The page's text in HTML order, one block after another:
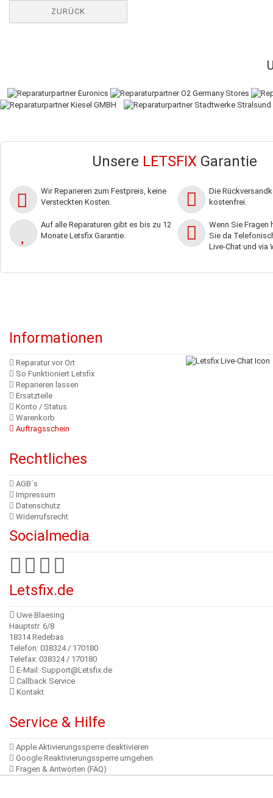
ZURÜCK
Unsere LETSFIX Garantie
Wir Reparieren zum Festpreis, keine
Versteckten Kosten.
Die
kostenfrei.
Auf alle Reparaturen gibt es bis zu 12
Monate Letsfix Garantie.
Wenn Sie Fragen
Sie da
Live-Chat und via
Informationen
Reparatur vor Ort
So Funktioniert Letsfix
Reparieren lassen
Ersatzteile
Konto / Status
Warenkorb
Auftragsschein
Rechtliches
AGB´s
Impressum
Datenschutz
Widerrufsrecht
Socialmedia
Letsfix.de
Uwe Blaesing
Hauptstr. 6/8
18314 Redebas
Telefon: 038324 / 170180
Telefax: 038324 / 170180
E-Mail: Support@Letsfix.de
Callback Service
Kontakt
Service & Hilfe
Apple Aktivierungssperre deaktivieren
Google Reaktivierungssperre umgehen
Fragen & Antworten (FAQ)